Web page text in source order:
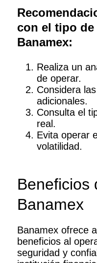
con el tipo de
Banamex:
Realiza un
de operar.
Considera
adicionales.
Consulta el
real.
Evita operar
volatilidad.
Beneficios
Banamex
Banamex ofrece
beneficios al
seguridad y